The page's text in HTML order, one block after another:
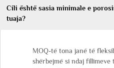
Cili është sasia minimale e
tuaja?
MOQ-të tona janë të
shërbejmë si ndaj fillimeve